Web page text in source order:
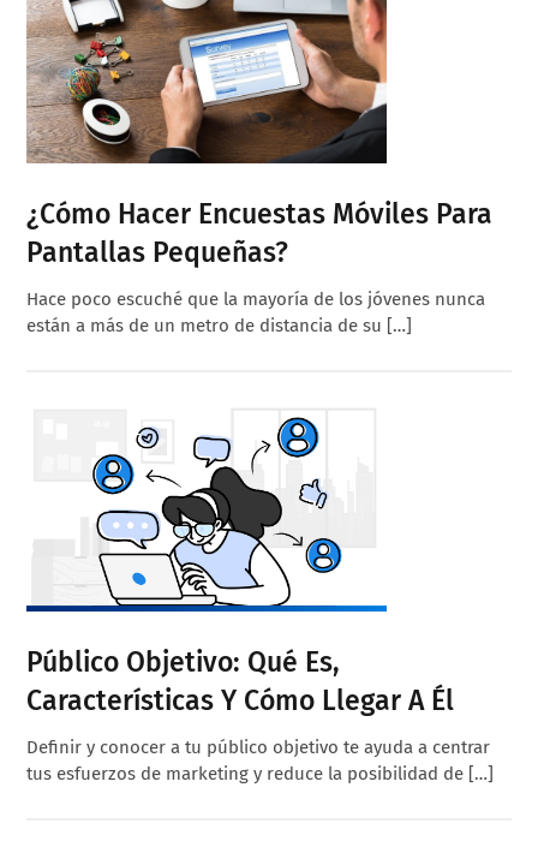
¿Cómo Hacer Encuestas Móviles Para
Pantallas Pequeñas?
Hace poco escuché que la mayoría de los jóvenes nunca
están a más de un metro de distancia de su […]
Público Objetivo: Qué Es,
Características Y Cómo Llegar A Él
Definir y conocer a tu público objetivo te ayuda a centrar
tus esfuerzos de marketing y reduce la posibilidad de […]